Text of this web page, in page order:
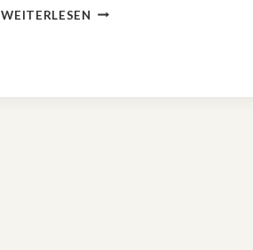
WEITERLESEN »VERZWEIFELTE